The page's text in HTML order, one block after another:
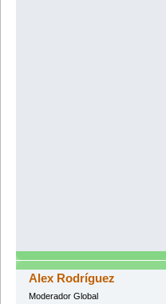
Alex Rodríguez
Moderador Global